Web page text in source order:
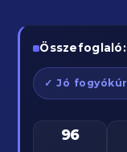
✓ Jó
96